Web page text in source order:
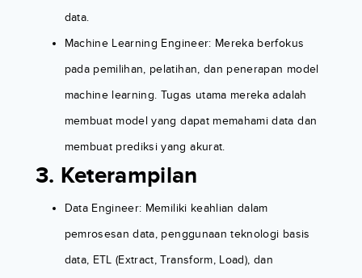
data.
Machine Learning Engineer: Mereka berfokus
pada pemilihan, pelatihan, dan penerapan model
machine learning. Tugas utama mereka adalah
membuat model yang dapat memahami data dan
membuat prediksi yang akurat.
3. Keterampilan
Data Engineer: Memiliki keahlian dalam
pemrosesan data, penggunaan teknologi basis
data, ETL (Extract, Transform, Load), dan